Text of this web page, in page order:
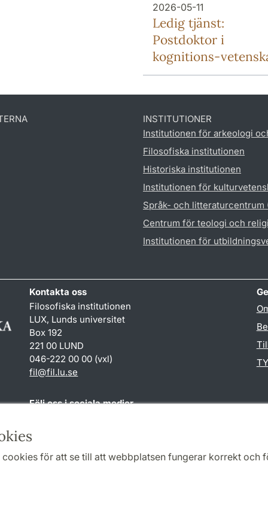
cookies för att se till att webbplatsen fungerar korrekt och
2026-05-11
Ledig tjänst:
Postdoktor i
kognitions-
INSTITUTIONER
Institutionen för arkeologi
Filosofiska institutionen
Historiska institutionen
Institutionen för
Språk- och litteraturcentrum
Centrum för teologi och
Institutionen för
Kontakta oss
Filosofiska institutionen
LUX, Lunds universitet
Box 192
221 00 LUND
046-222 00 00 (vxl)
fil@fil.lu.se
Följ oss i sociala medier